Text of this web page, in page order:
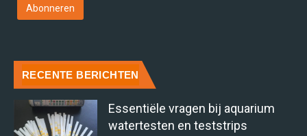
RECENTE BERICHTEN
Essentiële vragen bij aquarium
watertesten en teststrips